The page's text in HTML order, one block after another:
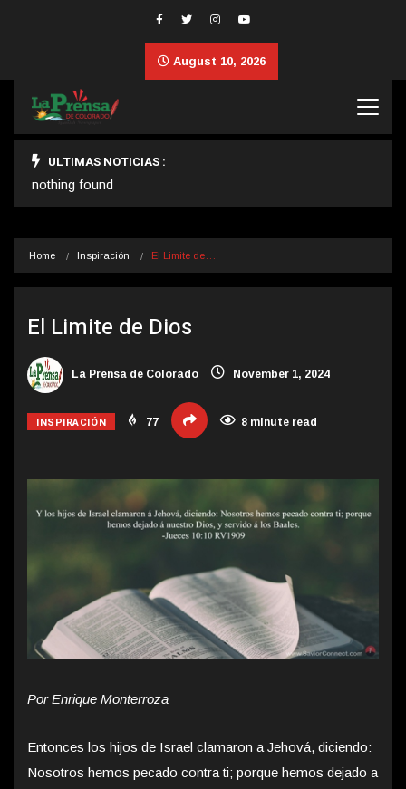
August 10, 2026
ULTIMAS NOTICIAS :
nothing found
Home Inspiración El Limite de…
El Limite de Dios
La Prensa de Colorado November 1, 2024
INSPIRACIÓN 77 8 minute read
Por Enrique Monterroza
Entonces los hijos de Israel clamaron a Jehová, diciendo:
Nosotros hemos pecado contra ti; porque hemos dejado a